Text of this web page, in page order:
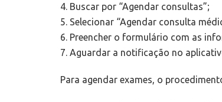
4. Buscar por “Agendar consultas”;
5. Selecionar “Agendar consulta
6. Preencher o formulário com as
7. Aguardar a notificação no
Para agendar exames, o